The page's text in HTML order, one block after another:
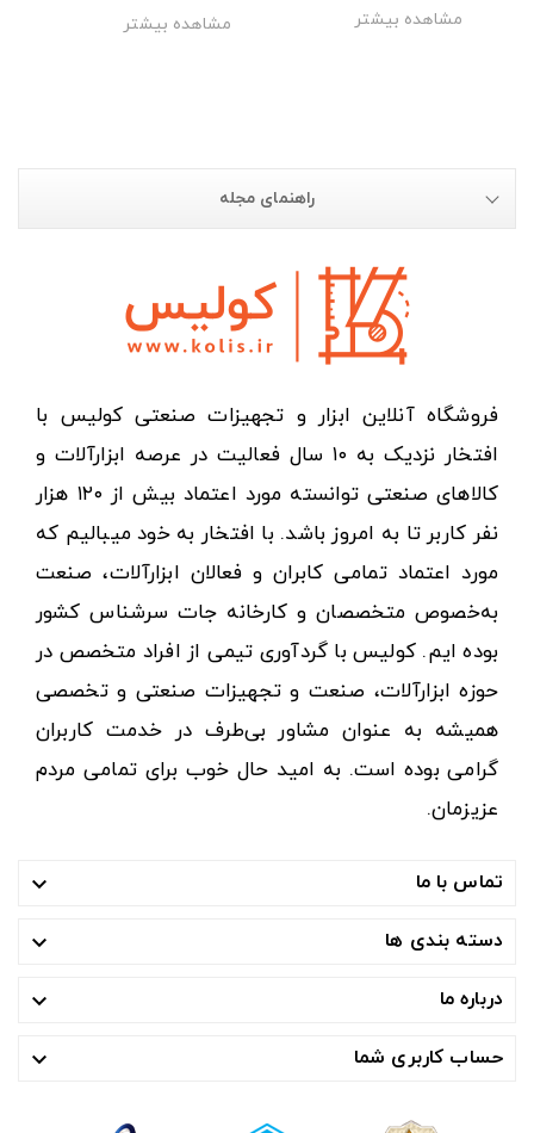
مشاهده بیشتر
مشاهده بیشتر
راهنمای مجله
فروشگاه آنلاین ابزار و تجهیزات صنعتی کولیس با
افتخار نزدیک به ۱۰ سال فعالیت در عرصه ابزارآلات و
کالاهای صنعتی توانسته مورد اعتماد بیش از ۱۲۰ هزار
نفر کاربر تا به امروز باشد. با افتخار به خود میبالیم که
مورد اعتماد تمامی کابران و فعالان ابزارآلات، صنعت
به‌خصوص متخصصان و کارخانه جات سرشناس کشور
بوده ایم. کولیس با گردآوری تیمی از افراد متخصص در
حوزه ابزارآلات، صنعت و تجهیزات صنعتی و تخصصی
همیشه به عنوان مشاور بی‌طرف در خدمت کاربران
گرامی بوده است. به امید حال خوب برای تمامی مردم
عزیزمان.
تماس با ما 
دسته بندی ها 
درباره ما 
حساب کاربری شما 